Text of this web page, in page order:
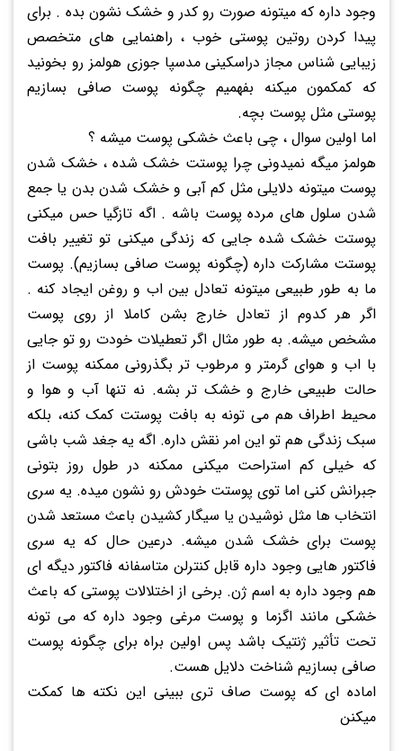
وجود داره که میتونه صورت رو کدر و خشک نشون بده . برای
پیدا کردن روتین پوستی خوب ، راهنمایی های متخصص
زیبایی شناس مجاز دراسکینی مدسپا جوزی هولمز رو بخونید
که کمکمون میکنه بفهمیم چگونه پوست صافی بسازیم
پوستی مثل پوست بچه.
اما اولین سوال ، چی باعث خشکی پوست میشه ؟
هولمز میگه نمیدونی چرا پوستت خشک شده ، خشک شدن
پوست میتونه دلایلی مثل کم آبی و خشک شدن بدن یا جمع
شدن سلول های مرده پوست باشه . اگه تازگیا حس میکنی
پوستت خشک شده جایی که زندگی میکنی تو تغییر بافت
پوستت مشارکت داره (چگونه پوست صافی بسازیم). پوست
ما به طور طبیعی میتونه تعادل بین اب و روغن ایجاد کنه .
اگر هر کدوم از تعادل خارج بشن کاملا از روی پوست
مشخص میشه. به طور مثال اگر تعطیلات خودت رو تو جایی
با اب و هوای گرمتر و مرطوب تر بگذرونی ممکنه پوست از
حالت طبیعی خارج و خشک تر بشه. نه تنها آب و هوا و
محیط اطراف هم می تونه به بافت پوستت کمک کنه، بلکه
سبک زندگی هم تو این امر نقش داره. اگه یه جغد شب باشی
که خیلی کم استراحت میکنی ممکنه در طول روز بتونی
جبرانش کنی اما توی پوستت خودش رو نشون میده. یه سری
انتخاب ها مثل نوشیدن یا سیگار کشیدن باعث مستعد شدن
پوست برای خشک شدن میشه. درعین حال که یه سری
فاکتور هایی وجود داره قابل کنترلن متاسفانه فاکتور دیگه ای
هم وجود داره به اسم ژن. برخی از اختلالات پوستی که باعث
خشکی مانند اگزما و پوست مرغی وجود داره که می تونه
تحت تأثیر ژنتیک باشد پس اولین براه برای چگونه پوست
صافی بسازیم شناخت دلایل هست.
اماده ای که پوست صاف تری ببینی این نکته ها کمکت
میکنن